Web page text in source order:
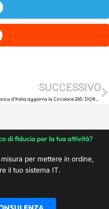
SUCCESSIVO
Banca d’Italia aggiorna la Circolare 285: DORA entra nella vigilanza bancaria
di fiducia per la tua attività?
per mettere in ordine,
il tuo sistema IT.